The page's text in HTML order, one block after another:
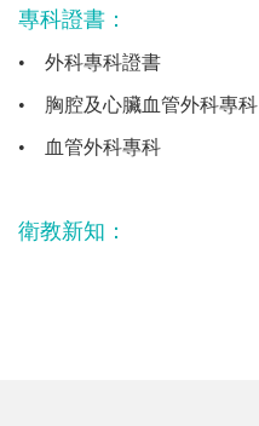
專科證書：
• 外科專科證書
• 胸腔及心臟血管外科專科
• 血管外科專科
衛教新知：